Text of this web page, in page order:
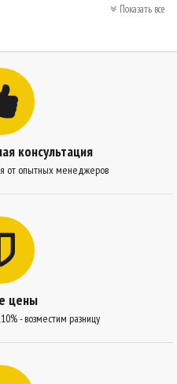
Показать все
консультация
от опытных менеджеров
цены
- возместим разницу